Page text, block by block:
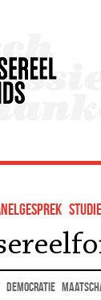
democratie